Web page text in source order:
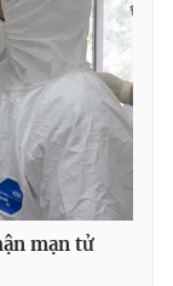
mạn tử